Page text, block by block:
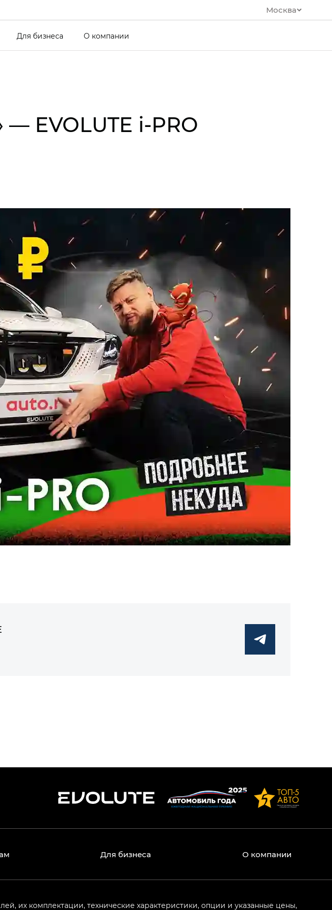
Москва
Для бизнеса О компании
EVOLUTE i‑PRO
Для бизнеса О компании
их комплектации, технические характеристики, опции и указанные цены,